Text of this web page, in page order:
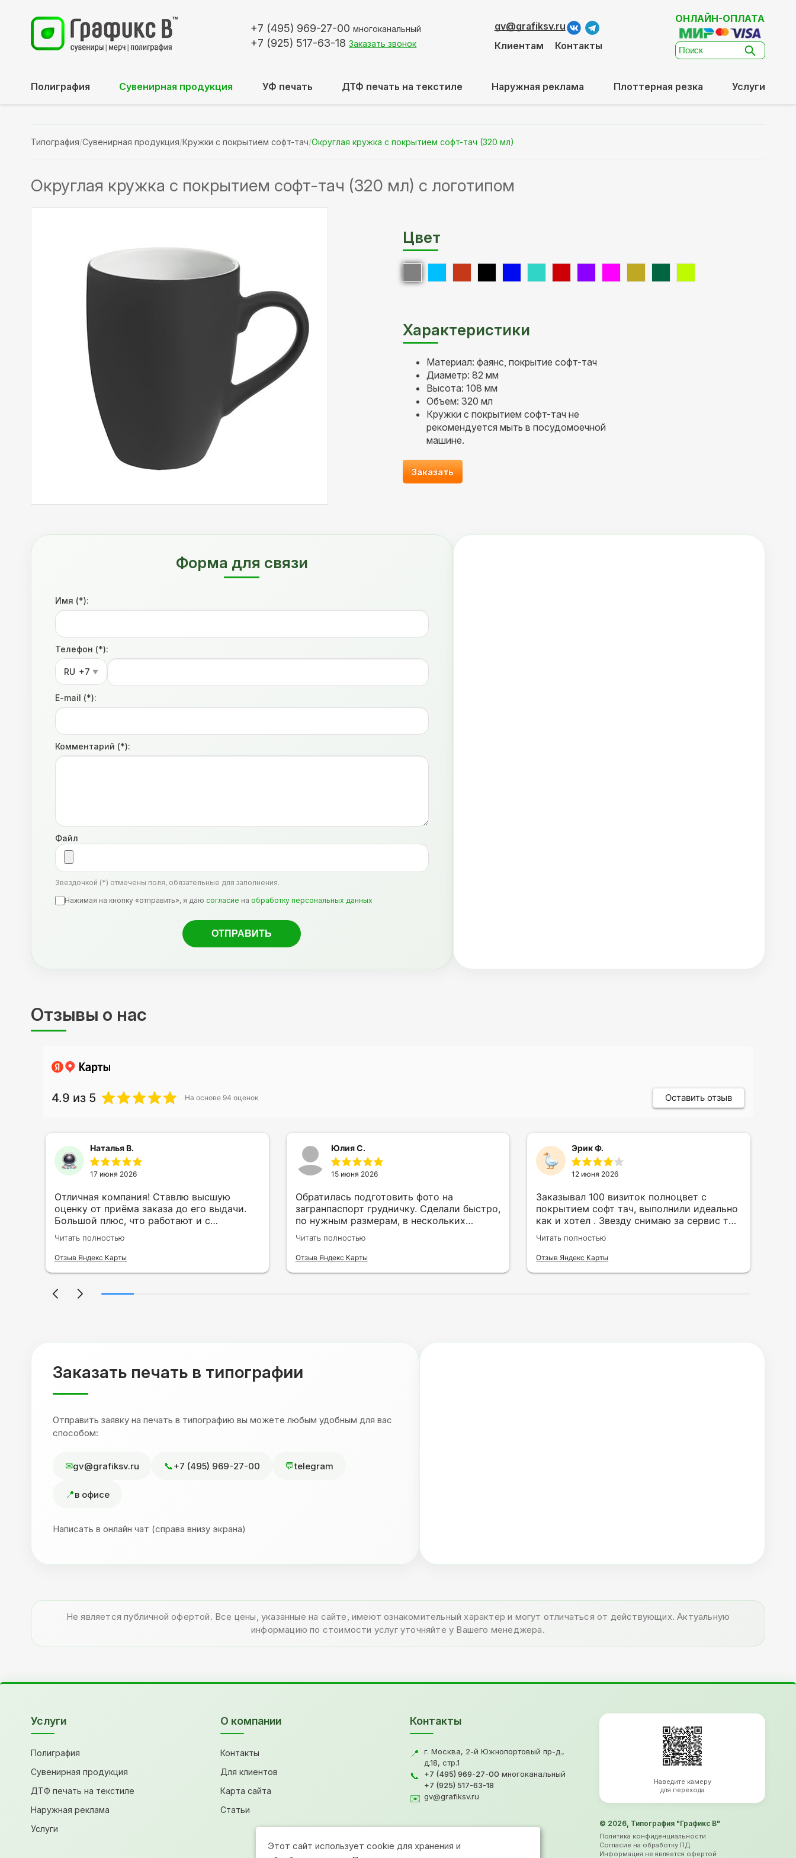
+7 (495) 969-27-00 многоканальный
+7 (925) 517-63-18 Заказать звонок
gv@grafiksv.ru
Клиентам
Контакты
ОНЛАЙН-ОПЛАТА
Полиграфия Сувенирная продукция УФ печать ДТФ печать на текстиле Наружная реклама Плоттерная резка Услуги
Типография/Сувенирная продукция/Кружки с покрытием софт-тач/Округлая кружка с покрытием софт-тач (320 мл)
Округлая кружка с покрытием софт-тач (320 мл) с логотипом
Цвет
Характеристики
Материал: фаянс, покрытие софт-тач
Диаметр: 82 мм
Высота: 108 мм
Объем: 320 мл
Кружки с покрытием софт-тач не
рекомендуется мыть в посудомоечной
машине.
Заказать
Форма для связи
Имя (*):
Телефон (*):
RU +7 ▼
E-mail (*):
Комментарий (*):
Файл
Звездочкой (*) отмечены поля, обязательные для заполнения.
Нажимая на кнопку «отправить», я даю согласие на обработку персональных данных
Отзывы о нас
4.9 из 5 На основе 94 оценок Оставить отзыв
Наталья В.
17 июня 2026
Отличная компания! Ставлю высшую
оценку от приёма заказа до его выдачи.
Большой плюс, что работают и с
индивидуальными заказами. Нелбходимо
было нанести принт на кружку в подарок.
Заказ был исполнен оперативно и ооочень
спасибо Евгении за терпеливость,
Читать полностью
Отзыв Яндекс Карты
Юлия С.
15 июня 2026
Обратилась подготовить фото на
загранпаспорт грудничку. Сделали быстро,
по нужным размерам, в нескольких
вариантах и цветах.
Читать полностью
Отзыв Яндекс Карты
Эрик Ф.
12 июня 2026
Заказывал 100 визиток полноцвет с
покрытием софт тач, выполнили идеально
как и хотел . Звезду снимаю за сервис так
как в первый день приехал за 30 мин до
закрытия а на месте никого не было.
Читать полностью
Отзыв Яндекс Карты
Заказать печать в типографии
Отправить заявку на печать в типографию вы можете любым удобным для вас
способом:
gv@grafiksv.ru +7 (495) 969-27-00 telegram
в офисе
Написать в онлайн чат (справа внизу экрана)
Не является публичной офертой. Все цены, указанные на сайте, имеют ознакомительный характер и могут отличаться от действующих. Актуальную
информацию по стоимости услуг уточняйте у Вашего менеджера.
Услуги
Полиграфия
Сувенирная продукция
ДТФ печать на текстиле
Наружная реклама
Услуги
О компании
Контакты
Для клиентов
Карта сайта
Статьи
Контакты
📍
г. Москва, 2-й Южнопортовый пр-д.,
д.18, стр.1
📞 +7 (495) 969-27-00 многоканальный
+7 (925) 517-63-18
✉️ gv@grafiksv.ru
Наведите камеру
для перехода
© 2026, Типография "Графикс В"
Политика конфиденциальности
Согласие на обработку ПД
Информация не является офертой
Этот сайт использует cookie для хранения и